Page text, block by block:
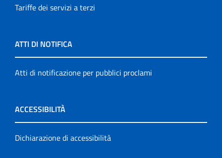
Tariffe dei servizi a terzi
ATTI DI NOTIFICA
Atti di notificazione per pubblici proclami
ACCESSIBILITÀ
Dichiarazione di accessibilità